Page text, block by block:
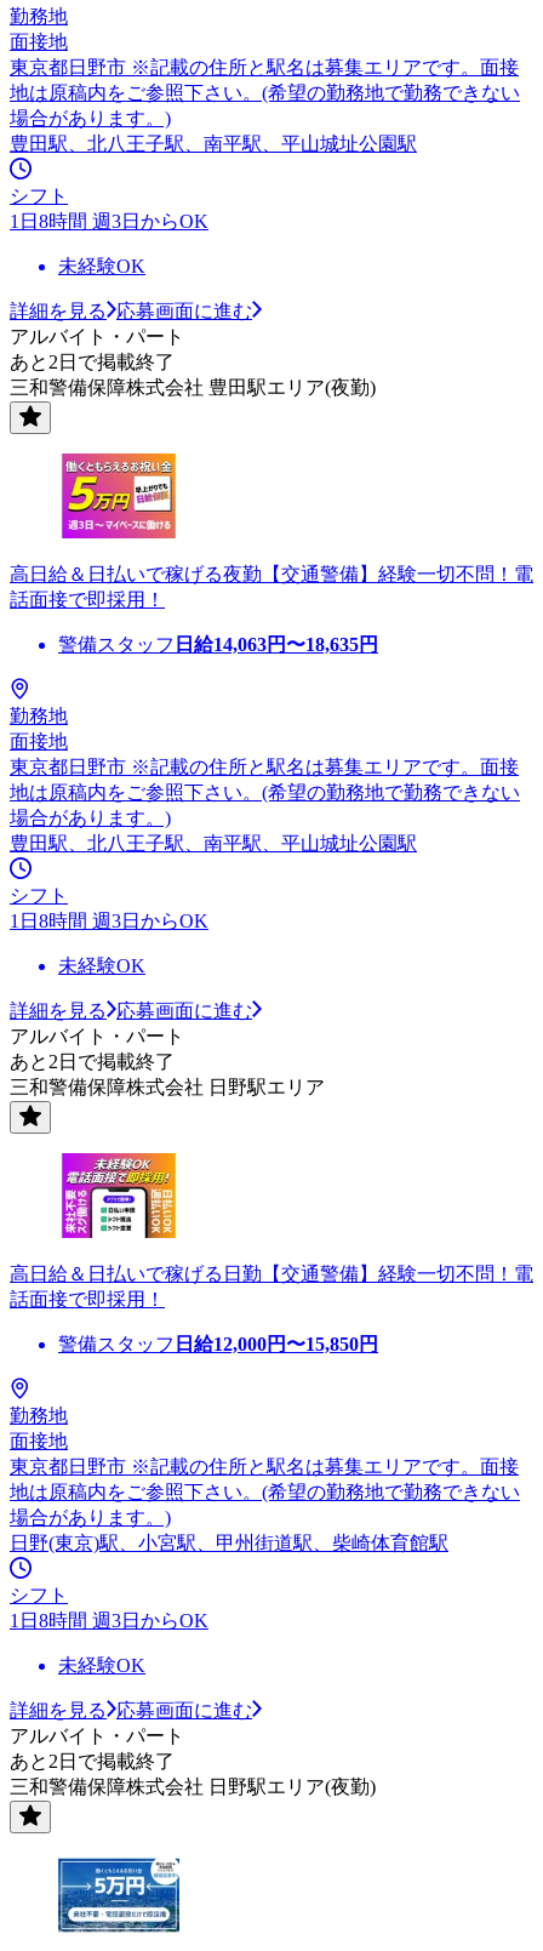
勤務地
面接地
東京都日野市 ※記載の住所と駅名は募集エリアです。面接
地は原稿内をご参照下さい。(希望の勤務地で勤務できない
場合があります。)
豊田駅、北八王子駅、南平駅、平山城址公園駅
シフト
1日8時間 週3日からOK
未経験OK
詳細を見る
応募画面に進む
アルバイト・パート
あと2日で掲載終了
三和警備保障株式会社 豊田駅エリア(夜勤)
高日給＆日払いで稼げる夜勤【交通警備】経験一切不問！電
話面接で即採用！
警備スタッフ 日給14,063円〜18,635円
勤務地
面接地
東京都日野市 ※記載の住所と駅名は募集エリアです。面接
地は原稿内をご参照下さい。(希望の勤務地で勤務できない
場合があります。)
豊田駅、北八王子駅、南平駅、平山城址公園駅
シフト
1日8時間 週3日からOK
未経験OK
詳細を見る
応募画面に進む
アルバイト・パート
あと2日で掲載終了
三和警備保障株式会社 日野駅エリア
高日給＆日払いで稼げる日勤【交通警備】経験一切不問！電
話面接で即採用！
警備スタッフ 日給12,000円〜15,850円
勤務地
面接地
東京都日野市 ※記載の住所と駅名は募集エリアです。面接
地は原稿内をご参照下さい。(希望の勤務地で勤務できない
場合があります。)
日野(東京)駅、小宮駅、甲州街道駅、柴崎体育館駅
シフト
1日8時間 週3日からOK
未経験OK
詳細を見る
応募画面に進む
アルバイト・パート
あと2日で掲載終了
三和警備保障株式会社 日野駅エリア(夜勤)